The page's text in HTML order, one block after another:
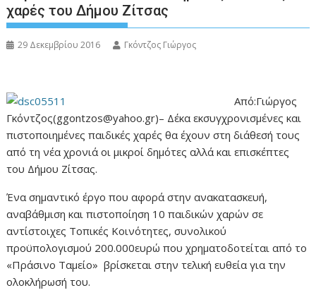
χαρές του Δήμου Ζίτσας
29 Δεκεμβρίου 2016 Γκόντζος Γιώργος
Από:Γιώργος
Γκόντζος(ggontzos@yahoo.gr)– Δέκα εκσυγχρονισμένες και
πιστοποιημένες παιδικές χαρές θα έχουν στη διάθεσή τους
από τη νέα χρονιά οι μικροί δημότες αλλά και επισκέπτες
του Δήμου Ζίτσας.
Ένα σημαντικό έργο που αφορά στην ανακατασκευή,
αναβάθμιση και πιστοποίηση 10 παιδικών χαρών σε
αντίστοιχες Τοπικές Κοινότητες, συνολικού
προϋπολογισμού 200.000ευρώ που χρηματοδοτείται από το
«Πράσινο Ταμείο» βρίσκεται στην τελική ευθεία για την
ολοκλήρωσή του.